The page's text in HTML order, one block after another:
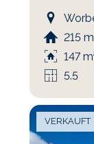
215
147
5.5
VERKAUFT